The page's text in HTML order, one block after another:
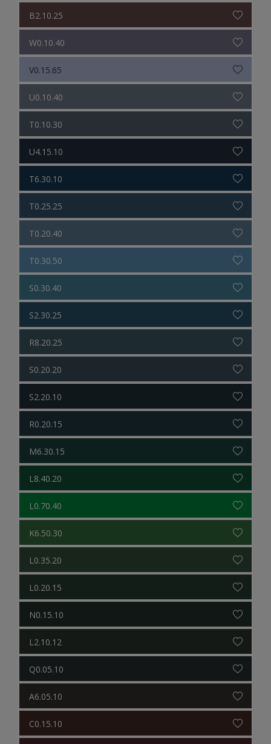
B2.10.25
W0.10.40
V0.15.65
U0.10.40
T0.10.30
U4.15.10
T6.30.10
T0.25.25
T0.20.40
T0.30.50
S0.30.40
S2.30.25
R8.20.25
S0.20.20
S2.20.10
R0.20.15
M6.30.15
L8.40.20
L0.70.40
K6.50.30
L0.35.20
L0.20.15
N0.15.10
L2.10.12
Q0.05.10
A6.05.10
C0.15.10